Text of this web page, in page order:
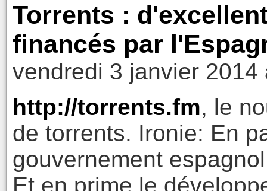
Torrents :
financés par
vendredi 3 janvier 2014
http://torrents.fm, le
de torrents. Ironie: En
gouvernement
Et en prime le